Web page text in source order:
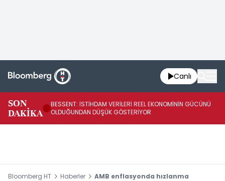
Canlı
SON
DAKİKA
BESSENT: İSTİHDAM VERİLERİ REEL EKONOMİNİN GÜCÜNÜ
OLDUĞUNDAN DÜŞÜK GÖSTERİYOR
Bloomberg HT Haberler
AMB enflasyonda hızlanma